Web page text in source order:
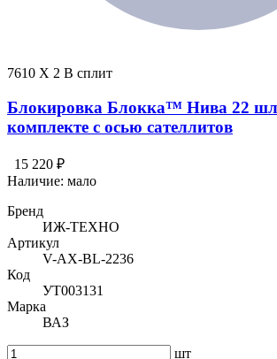
7610 X 2 В сплит
Блокировка Блокка™ Нива 22
комплекте с осью сателлитов
15 220 ₽
Наличие: мало
Бренд
ИЖ-ТЕХНО
Артикул
V-AX-BL-2236
Код
УТ003131
Марка
ВАЗ
шт